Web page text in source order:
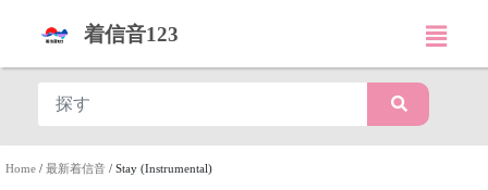
着信音123
Home / 最新着信音 / Stay (Instrumental)